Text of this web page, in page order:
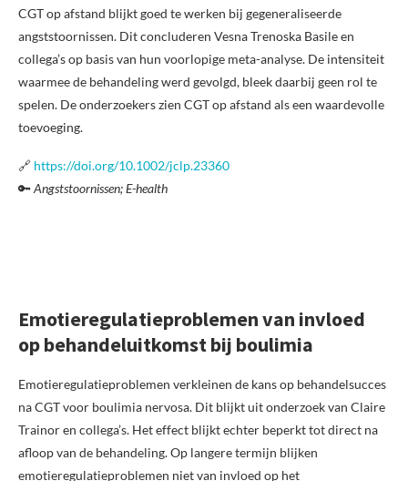
CGT op afstand blijkt goed te werken bij gegeneraliseerde
angststoornissen. Dit concluderen Vesna Trenoska Basile en
collega’s op basis van hun voorlopige meta-analyse. De intensiteit
waarmee de behandeling werd gevolgd, bleek daarbij geen rol te
spelen. De onderzoekers zien CGT op afstand als een waardevolle
toevoeging.
🔗 https://doi.org/10.1002/jclp.23360
🔑Angststoornissen; E-health
Emotieregulatieproblemen van invloed
op behandeluitkomst bij boulimia
Emotieregulatieproblemen verkleinen de kans op behandelsucces
na CGT voor boulimia nervosa. Dit blijkt uit onderzoek van Claire
Trainor en collega’s. Het effect blijkt echter beperkt tot direct na
afloop van de behandeling. Op langere termijn blijken
emotieregulatieproblemen niet van invloed op het